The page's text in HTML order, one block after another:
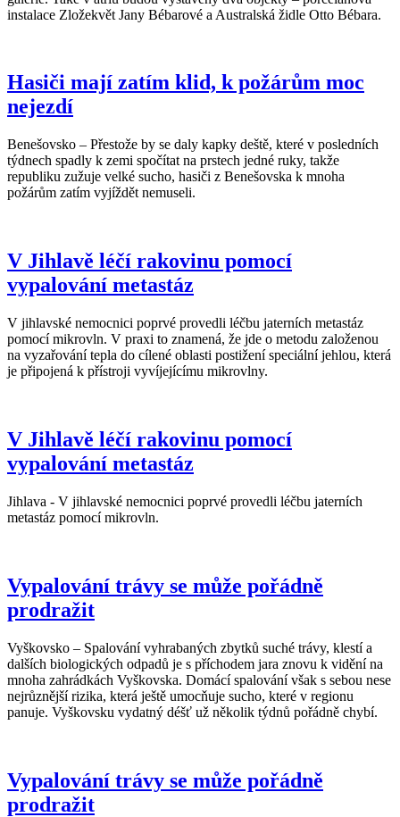
instalace Zložekvět Jany Bébarové a Australská židle Otto Bébara.
Hasiči mají zatím klid, k požárům moc
nejezdí
Benešovsko – Přestože by se daly kapky deště, které v posledních
týdnech spadly k zemi spočítat na prstech jedné ruky, takže
republiku zužuje velké sucho, hasiči z Benešovska k mnoha
požárům zatím vyjíždět nemuseli.
V Jihlavě léčí rakovinu pomocí
vypalování metastáz
V jihlavské nemocnici poprvé provedli léčbu jaterních metastáz
pomocí mikrovln. V praxi to znamená, že jde o metodu založenou
na vyzařování tepla do cílené oblasti postižení speciální jehlou, která
je připojená k přístroji vyvíjejícímu mikrovlny.
V Jihlavě léčí rakovinu pomocí
vypalování metastáz
Jihlava - V jihlavské nemocnici poprvé provedli léčbu jaterních
metastáz pomocí mikrovln.
Vypalování trávy se může pořádně
prodražit
Vyškovsko – Spalování vyhrabaných zbytků suché trávy, klestí a
dalších biologických odpadů je s příchodem jara znovu k vidění na
mnoha zahrádkách Vyškovska. Domácí spalování však s sebou nese
nejrůznější rizika, která ještě umocňuje sucho, které v regionu
panuje. Vyškovsku vydatný déšť už několik týdnů pořádně chybí.
Vypalování trávy se může pořádně
prodražit